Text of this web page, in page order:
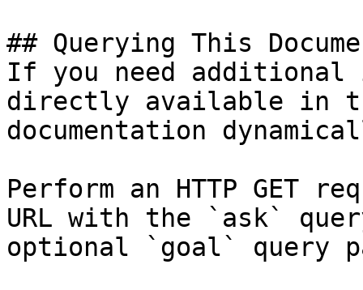
## Querying This
If you need
directly available in
documentation
Perform an HTTP GET
URL with the `ask`
optional `goal` query